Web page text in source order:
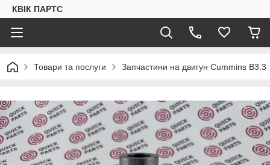
КВІК ПАРТС
Товари та послуги Запчастини на двигун Cummins B3.3